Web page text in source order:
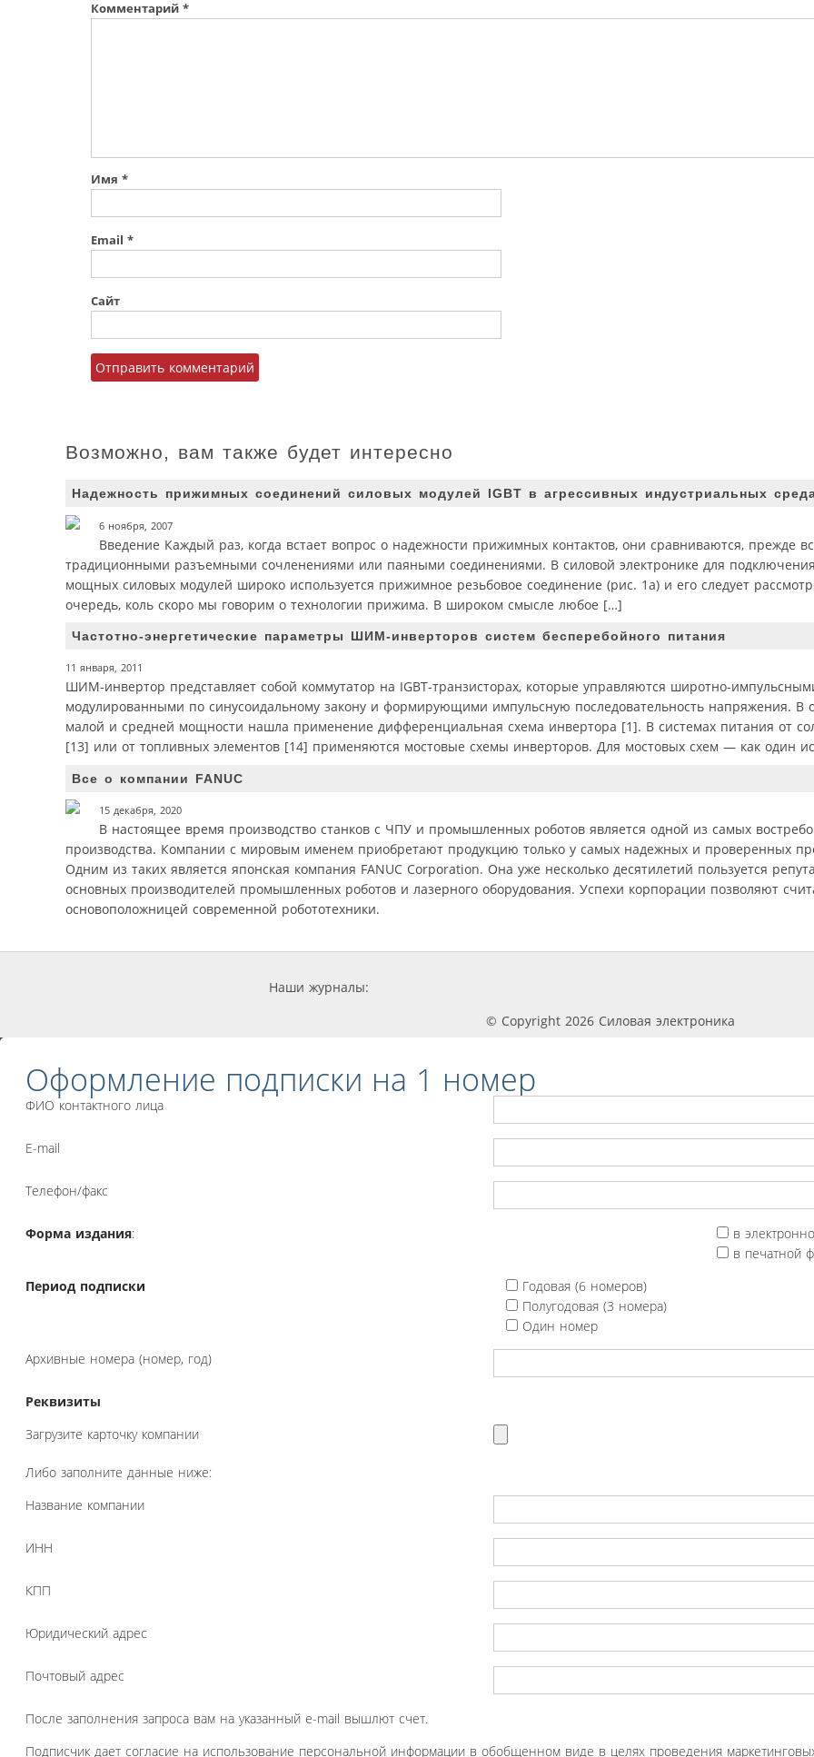
Комментарий *
Имя *
Email *
Сайт
Возможно, вам также будет интересно
Надежность прижимных соединений силовых модулей IGBT в агрессивных индустриальных
6 ноября, 2007
Введение Каждый раз, когда встает вопрос о надежности прижимных контактов, они сравниваются, прежде
традиционными разъемными сочленениями или паяными соединениями. В силовой электронике для
мощных силовых модулей широко используется прижимное резьбовое соединение (рис. 1а) и его следует
очередь, коль скоро мы говорим о технологии прижима. В широком смысле любое […]
Частотно-энергетические параметры ШИМ-инверторов систем бесперебойного питания
11 января, 2011
ШИМ-инвертор представляет собой коммутатор на IGBT-транзисторах, которые управляются широтно-
модулированными по синусоидальному закону и формирующими импульсную последовательность напряжения. В
малой и средней мощности нашла применение дифференциальная схема инвертора [1]. В системах питания от
[13] или от топливных элементов [14] применяются мостовые схемы инверторов. Для мостовых схем — как один
Все о компании FANUC
15 декабря, 2020
В настоящее время производство станков с ЧПУ и промышленных роботов является одной из самых
производства. Компании с мировым именем приобретают продукцию только у самых надежных и проверенных
Одним из таких является японская компания FANUC Corporation. Она уже несколько десятилетий пользуется
основных производителей промышленных роботов и лазерного оборудования. Успехи корпорации позволяют
основоположницей современной робототехники.
Наши журналы:
© Copyright 2026 Силовая электроника
Оформление подписки на 1 номер
ФИО контактного лица
E-mail
Телефон/факс
Форма издания:
в
в печатной
Период подписки
Годовая (6 номеров)
Полугодовая (3 номера)
Один номер
Архивные номера (номер, год)
Реквизиты
Загрузите карточку компании
Либо заполните данные ниже:
Название компании
ИНН
КПП
Юридический адрес
Почтовый адрес
После заполнения запроса вам на указанный e-mail вышлют счет.
Подписчик дает согласие на использование персональной информации в обобщенном виде в целях проведения